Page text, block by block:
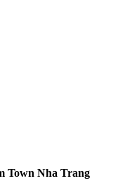
Town Nha Trang